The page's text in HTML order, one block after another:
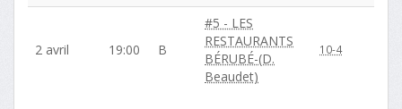
2 avril 19:00 B
#5 - LES
RESTAURANTS
BÉRUBÉ-(D.
Beaudet)
10-4